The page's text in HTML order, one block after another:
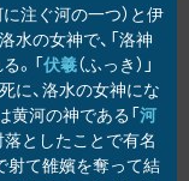
注ぐ河の一つ）と伊
水の女神で、「洛神
。「伏羲（ふっき）」
に、洛水の女神にな
黄河の神である「河
落としたことで有名
射て雒嬪を奪って結